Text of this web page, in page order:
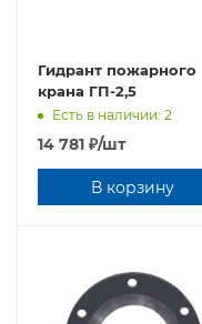
Гидрант пожарного
крана ГП-2,5
Есть в наличии: 2
14 781 ₽/шт
В корзину